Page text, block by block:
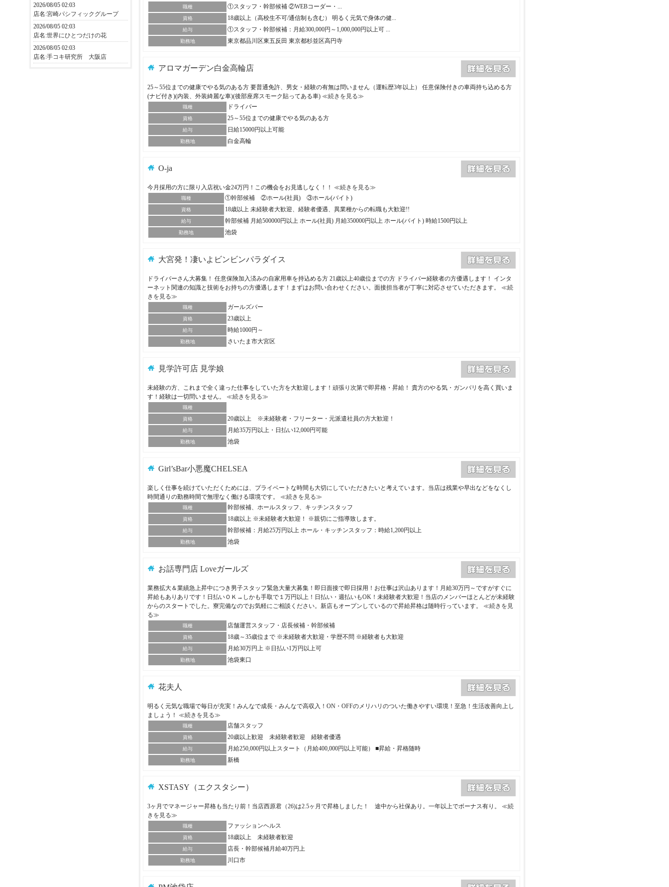
2026/08/05 02:03
店名:宮崎パシフィックグループ
2026/08/05 02:03
店名:世界にひとつだけの花
2026/08/05 02:03
店名:手コキ研究所 大阪店
職種 ①スタッフ・幹部候補 ②WEBコーダー・...
資格 18歳以上（高校生不可/通信制も含む） 明るく元気で身体の健...
給与 ①スタッフ・幹部候補：月給300,000円～1,000,000円以上可 ...
勤務地 東京都品川区東五反田 東京都杉並区高円寺
アロマガーデン白金高輪店
25～55位までの健康でやる気のある方 要普通免許、男女・経験の有無は問いません（運転歴3年以上） 任意保険付きの車両持ち込める方
(ナビ付き)(内装、外装綺麗な車)(後部座席スモーク貼ってある車) ≪続きを見る≫
職種 ドライバー
資格 25～55位までの健康でやる気のある方
給与 日給15000円以上可能
勤務地 白金高輪
O-ja
今月採用の方に限り入店祝い金24万円！この機会をお見逃しなく！！ ≪続きを見る≫
職種 ①幹部候補 ②ホール(社員) ③ホール(バイト)
資格 18歳以上 未経験者大歓迎、経験者優遇、異業種からの転職も大歓迎!!
給与 幹部候補 月給500000円以上 ホール(社員) 月給350000円以上 ホール(バイト) 時給1500円以上
勤務地 池袋
大宮発！凄いよビンビンパラダイス
ドライバーさん大募集！ 任意保険加入済みの自家用車を持込める方 21歳以上40歳位までの方 ドライバー経験者の方優遇します！ インタ
ーネット関連の知識と技術をお持ちの方優遇します！まずはお問い合わせください。面接担当者が丁寧に対応させていただきます。 ≪続
きを見る≫
職種 ガールズバー
資格 23歳以上
給与 時給1000円～
勤務地 さいたま市大宮区
見学許可店 見学娘
未経験の方、これまで全く違った仕事をしていた方を大歓迎します！頑張り次第で即昇格・昇給！ 貴方のやる気・ガンバリを高く買いま
す！経験は一切問いません。 ≪続きを見る≫
職種
資格 20歳以上 ※未経験者・フリーター・元派遣社員の方大歓迎！
給与 月給35万円以上・日払い12,000円可能
勤務地 池袋
Girl’sBar小悪魔CHELSEA
楽しく仕事を続けていただくためには、プライベートな時間も大切にしていただきたいと考えています。当店は残業や早出などをなくし
時間通りの勤務時間で無理なく働ける環境です。 ≪続きを見る≫
職種 幹部候補、ホールスタッフ、キッチンスタッフ
資格 18歳以上 ※未経験者大歓迎！ ※親切にご指導致します。
給与 幹部候補：月給25万円以上 ホール・キッチンスタッフ：時給1,200円以上
勤務地 池袋
お話専門店 Loveガールズ
業務拡大＆業績急上昇中につき男子スタッフ緊急大量大募集！即日面接で即日採用！お仕事は沢山あります！月給30万円～ですがすぐに
昇給もありありです！日払いＯＫ→しかも手取で１万円以上！日払い・週払いもOK！未経験者大歓迎！当店のメンバーほとんどが未経験
からのスタートでした。寮完備なのでお気軽にご相談ください。新店もオープンしているので昇給昇格は随時行っています。 ≪続きを見
る≫
職種 店舗運営スタッフ・店長候補・幹部候補
資格 18歳～35歳位まで ※未経験者大歓迎・学歴不問 ※経験者も大歓迎
給与 月給30万円上 ※日払い1万円以上可
勤務地 池袋東口
花夫人
明るく元気な職場で毎日が充実！みんなで成長・みんなで高収入！ON・OFFのメリハリのついた働きやすい環境！至急！生活改善向上し
ましょう！ ≪続きを見る≫
職種 店舗スタッフ
資格 20歳以上歓迎 未経験者歓迎 経験者優遇
給与 月給250,000円以上スタート（月給400,000円以上可能） ■昇給・昇格随時
勤務地 新橋
XSTASY（エクスタシー）
3ヶ月でマネージャー昇格も当たり前！当店西原君（26)は2.5ヶ月で昇格しました！ 途中から社保あり。一年以上でボーナス有り。 ≪続
きを見る≫
職種 ファッションヘルス
資格 18歳以上 未経験者歓迎
給与 店長・幹部候補月給40万円上
勤務地 川口市